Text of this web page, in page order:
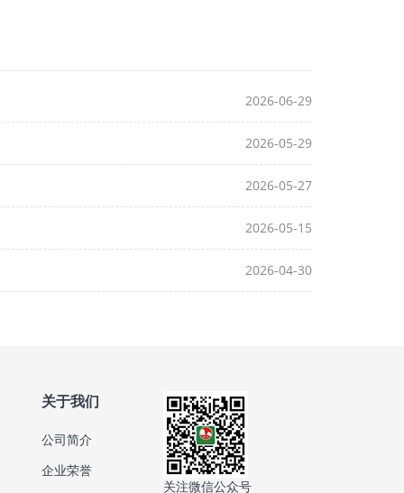
2026-06-29
2026-05-29
2026-05-27
2026-05-15
2026-04-30
关于我们
公司简介
企业荣誉
关注微信公众号